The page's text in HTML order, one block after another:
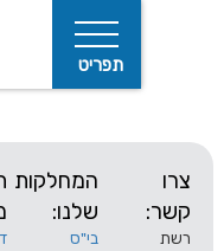
המחלקות
שלנו:
בי"ס
תוכן
מרכזי:
דף בית